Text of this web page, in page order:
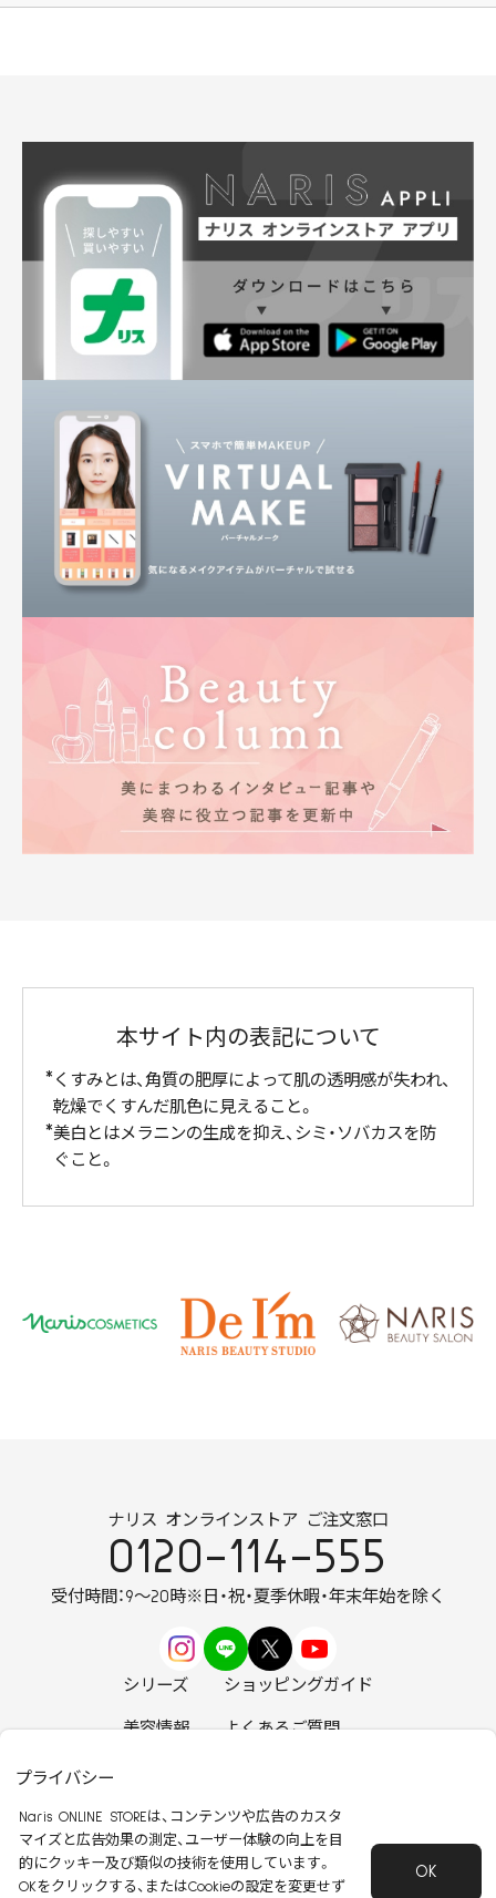
本サイト内の表記について
くすみとは、角質の肥厚によって肌の透明感が失われ、
乾燥でくすんだ肌色に見えること。
美白とはメラニンの生成を抑え、シミ・ソバカスを防
ぐこと。
ナリス オンラインストア ご注文窓口
0120-114-555
受付時間：9～20時※日・祝・夏季休暇・年末年始を除く
シリーズ ショッピングガイド
美容情報 よくあるご質問
安心して安全にご使用いただくために
プライバシー
Naris ONLINE STOREは、コンテンツや広告のカスタ
マイズと広告効果の測定、ユーザー体験の向上を目
的にクッキー及び類似の技術を使用しています。
OKをクリックする、またはCookieの設定を変更せず
OK